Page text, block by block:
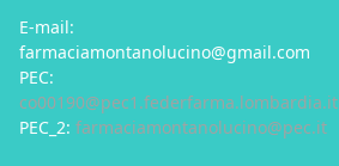
E-mail:
farmaciamontanolucino@gmail.com
PEC:
co00190@pec1.federfarma.lombardia.it
PEC_2: farmaciamontanolucino@pec.it